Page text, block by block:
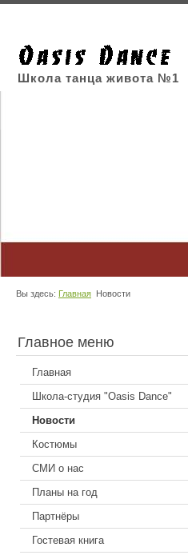
Школа танца живота №1
Вы здесь: Главная Новости
Главное меню
Главная
Школа-студия "Oasis Dance"
Новости
Костюмы
СМИ о нас
Планы на год
Партнёры
Гостевая книга